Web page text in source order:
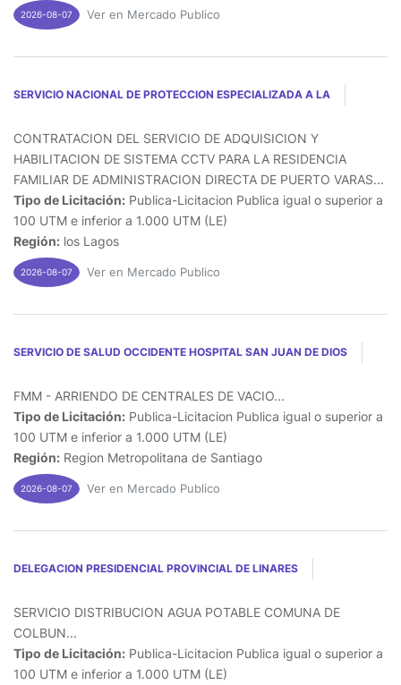
2026-08-07 Ver en Mercado Publico
SERVICIO NACIONAL DE PROTECCION ESPECIALIZADA A LA
CONTRATACION DEL SERVICIO DE ADQUISICION Y
HABILITACION DE SISTEMA CCTV PARA LA RESIDENCIA
FAMILIAR DE ADMINISTRACION DIRECTA DE PUERTO VARAS...
Tipo de Licitación: Publica-Licitacion Publica igual o superior a
100 UTM e inferior a 1.000 UTM (LE)
Región: los Lagos
2026-08-07 Ver en Mercado Publico
SERVICIO DE SALUD OCCIDENTE HOSPITAL SAN JUAN DE DIOS
FMM - ARRIENDO DE CENTRALES DE VACIO...
Tipo de Licitación: Publica-Licitacion Publica igual o superior a
100 UTM e inferior a 1.000 UTM (LE)
Región: Region Metropolitana de Santiago
2026-08-07 Ver en Mercado Publico
DELEGACION PRESIDENCIAL PROVINCIAL DE LINARES
SERVICIO DISTRIBUCION AGUA POTABLE COMUNA DE
COLBUN...
Tipo de Licitación: Publica-Licitacion Publica igual o superior a
100 UTM e inferior a 1.000 UTM (LE)